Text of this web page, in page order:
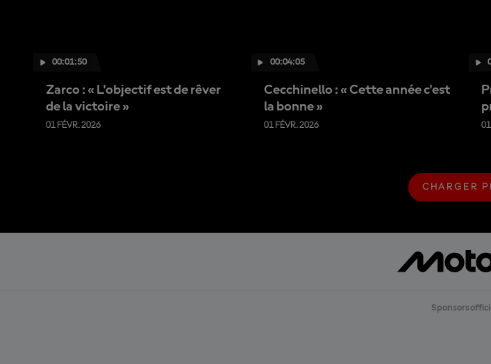
00:01:50
Zarco : « L'objectif est de rêver
de la victoire »
01 FÉVR. 2026
00:04:05
Cecchinello : « Cette année c'est
la bonne »
01 FÉVR. 2026
C
H
E
R
P
S
CHARGER
Sponsors